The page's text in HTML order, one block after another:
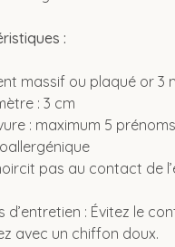
:
massif ou plaqué or 3
: 3 cm
: maximum 5 prénoms
pas au contact de
d’entretien : Évitez le
avec un chiffon doux.